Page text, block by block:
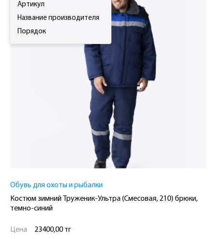
Артикул
Название производителя
Порядок
Обувь для охоты и рыбалки
Костюм зимний Труженик-Ультра (Смесовая, 210) брюки,
темно-синий
Цена 23400,00 тг